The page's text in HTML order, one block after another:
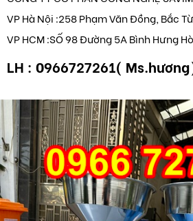
VP Hà Nội :258 Phạm Văn Đồng, Bắc
VP HCM :SỐ 98 Đường 5A Bình Hưng
LH : 0966727261(